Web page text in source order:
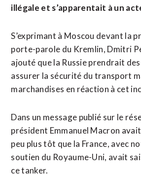
illégale et s’apparentait à un
S’exprimant à ​Moscou devant ‌la
porte-parole du Kremlin, Dmitri
ajouté ⁠que la Russie prendrait
assurer la sécurité ‌du transport
‌marchandises en réaction à cet
Dans un message publié sur le
président Emmanuel Macron
peu plus tôt ​que la France, avec
soutien du Royaume-Uni, avait
ce tanker.